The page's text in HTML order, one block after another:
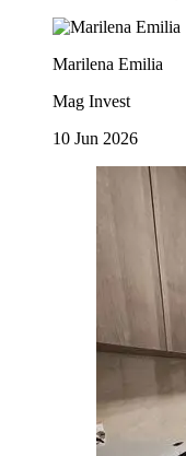
Marilena Emilia
Mag Invest
10 Jun 2026